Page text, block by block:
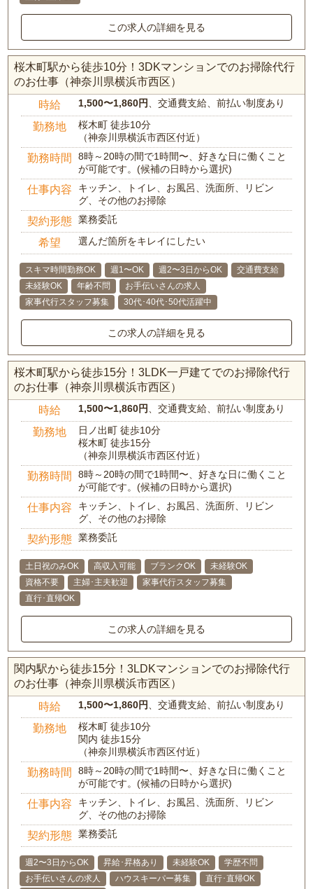
この求人の詳細を見る
桜木町駅から徒歩10分！3DKマンションでのお掃除代行
のお仕事（神奈川県横浜市西区）
時給 1,500〜1,860円、交通費支給、前払い制度あり
勤務地
桜木町 徒歩10分
（神奈川県横浜市西区付近）
勤務時間
8時～20時の間で1時間〜、好きな日に働くこと
が可能です。(候補の日時から選択)
仕事内容
キッチン、トイレ、お風呂、洗面所、リビン
グ、その他のお掃除
契約形態 業務委託
希望 選んだ箇所をキレイにしたい
スキマ時間勤務OK 週1〜OK 週2〜3日からOK
交通費支給
未経験OK
年齢不問
お手伝いさんの求人
家事代行スタッフ募集
30代･40代･50代活躍中
この求人の詳細を見る
桜木町駅から徒歩15分！3LDK一戸建てでのお掃除代行
のお仕事（神奈川県横浜市西区）
時給 1,500〜1,860円、交通費支給、前払い制度あり
勤務地
日ノ出町 徒歩10分
桜木町 徒歩15分
（神奈川県横浜市西区付近）
勤務時間
8時～20時の間で1時間〜、好きな日に働くこと
が可能です。(候補の日時から選択)
仕事内容
キッチン、トイレ、お風呂、洗面所、リビン
グ、その他のお掃除
契約形態 業務委託
土日祝のみOK 高収入可能 ブランクOK
未経験OK
資格不要
主婦･主夫歓迎
家事代行スタッフ募集
直行･直帰OK
この求人の詳細を見る
関内駅から徒歩15分！3LDKマンションでのお掃除代行
のお仕事（神奈川県横浜市西区）
時給 1,500〜1,860円、交通費支給、前払い制度あり
勤務地
桜木町 徒歩10分
関内 徒歩15分
（神奈川県横浜市西区付近）
勤務時間
8時～20時の間で1時間〜、好きな日に働くこと
が可能です。(候補の日時から選択)
仕事内容
キッチン、トイレ、お風呂、洗面所、リビン
グ、その他のお掃除
契約形態 業務委託
週2〜3日からOK 昇給･昇格あり 未経験OK
学歴不問
お手伝いさんの求人
ハウスキーパー募集
直行･直帰OK